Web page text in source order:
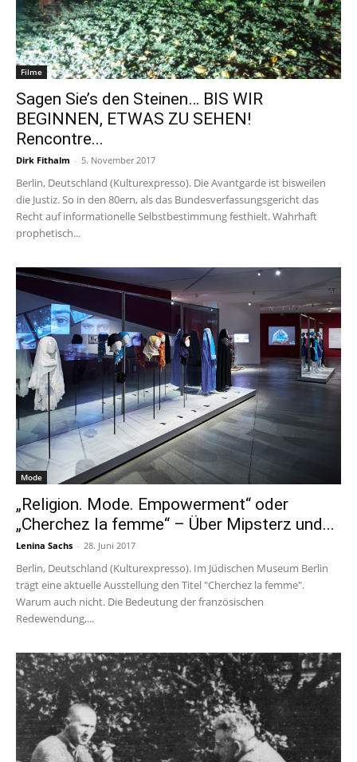
Filme
Sagen Sie’s den Steinen… BIS WIR
BEGINNEN, ETWAS ZU SEHEN!
Rencontre...
Dirk Fithalm - 5. November 2017
Berlin, Deutschland (Kulturexpresso). Die Avantgarde ist bisweilen
die Justiz. So in den 80ern, als das Bundesverfassungsgericht das
Recht auf informationelle Selbstbestimmung festhielt. Wahrhaft
prophetisch...
Mode
„Religion. Mode. Empowerment“ oder
„Cherchez la femme“ – Über Mipsterz und...
Lenina Sachs - 28. Juni 2017
Berlin, Deutschland (Kulturexpresso). Im Jüdischen Museum Berlin
trägt eine aktuelle Ausstellung den Titel "Cherchez la femme".
Warum auch nicht. Die Bedeutung der französischen
Redewendung,...